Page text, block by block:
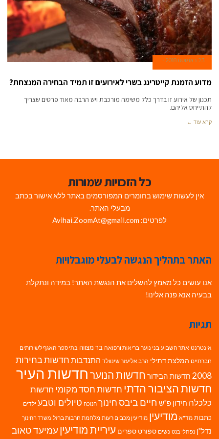
23 באוגוסט 2018
מדוע הזמנת קייטרינג בשרי לאירועים זו תמיד הבחירה המנצחת?
תכנון של אירוע זו בדרך כלל משימה מורכבת ויש הרבה מאוד פרטים שצריך
להתייחס אליהם.
קרא עוד ←
כל הזכויות שמורות
אין לעשות שימוש בחומרים המפורסמים באתר ללא אישור בכתב
מבעלי האתר.
לפרטים: Avihai.ZoomAt@gmail.com
האתר בתהליך הנגשה לבעלי מוגבלויות
אנו עושים כל מאמץ להשלים את הנגשת האתר! במידה ונתקלת
בבעיה אנא פנה אלינו!
תגיות
אינטרנט אתר השבוע בני נוער בריאות ורפואה בר מצווה בתי ספר האגף לשירותים
חברתיים המלצת דתילי הרב אליעזר שינוולד התנדבות חדשות בחירות
2008 חדשות הבידור חדשות הנוערחדשות העיר
חדשות הציבור הדתי חדשות חסד מקומי חדשות
כלכלה חידון פ"ש חיים ביבסחינוך חנוכה טיולים וטבע ילדים
כתבות מד"א מודיעין מודיעין מכבים רעות מלחמת חרבות ברזל משרד החינוך
נדל"ן נפתלי בנט נשים ספורט ספרים עיריית מודיעין עמיעד טאוב